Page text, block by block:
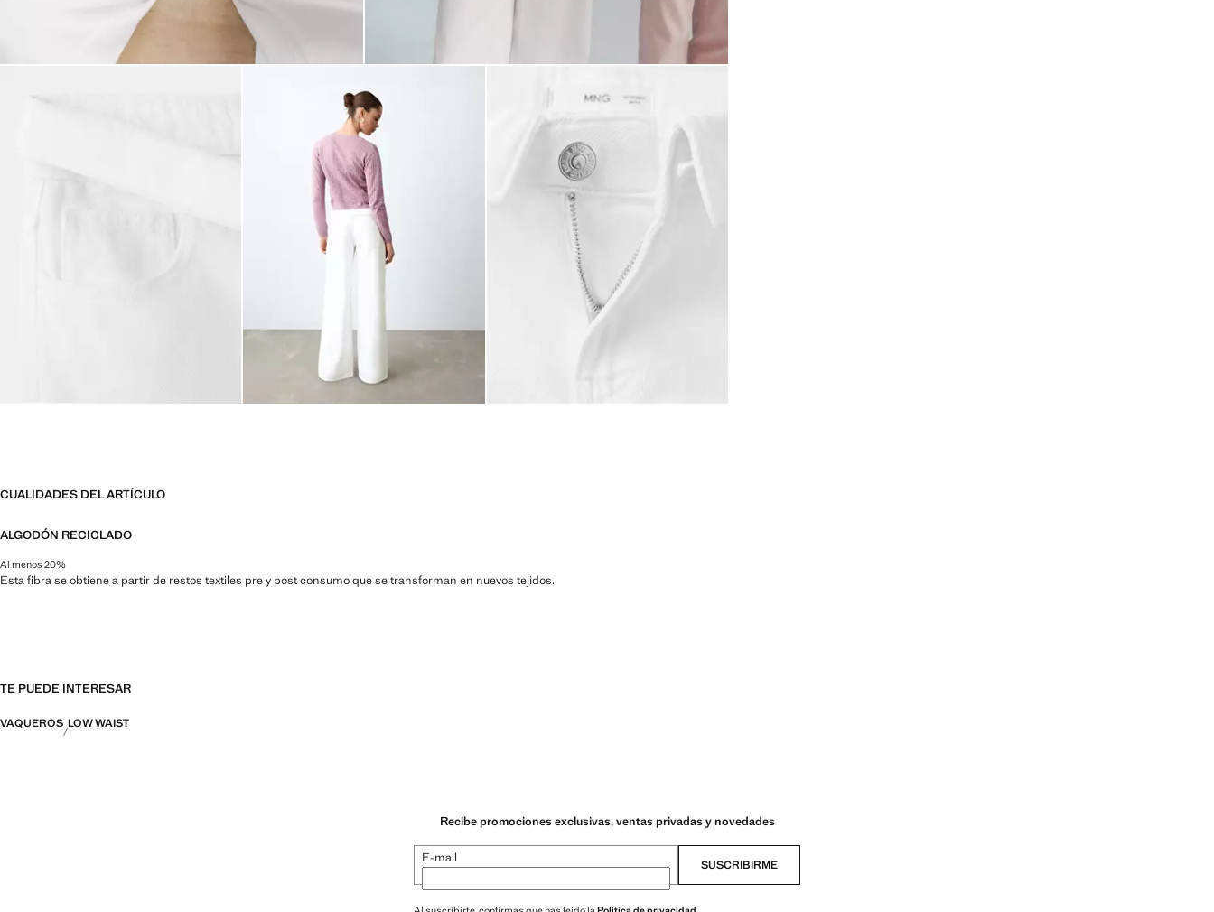
CUALIDADES DEL ARTÍCULO
ALGODÓN RECICLADO
Al menos 20%
Esta fibra se obtiene a partir de restos textiles pre y post consumo que se transforman en nuevos tejidos.
TE PUEDE INTERESAR
VAQUEROS LOW WAIST
Recibe promociones exclusivas, ventas privadas y novedades
E-mail SUSCRIBIRME